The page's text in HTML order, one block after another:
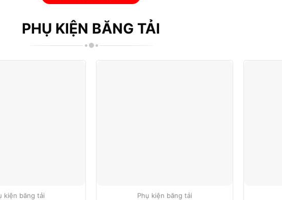
PHỤ KIỆN BĂNG TẢI
kiện băng tải Phụ kiện băng tải